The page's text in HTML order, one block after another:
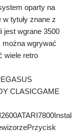
oparty na
tytuły znane z
jest wgrane 3500
można wgrywać
wiele retro
CLASICGAME